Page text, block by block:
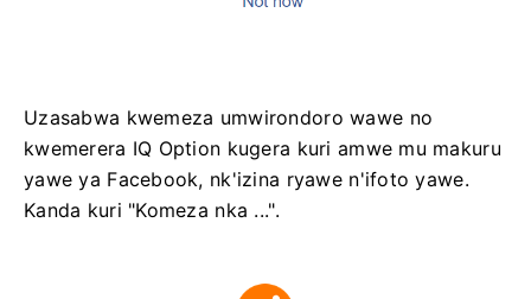
Uzasabwa kwemeza umwirondoro wawe no
kwemerera IQ Option kugera kuri amwe mu makuru
yawe ya Facebook, nk'izina ryawe n'ifoto yawe.
Kanda kuri "Komeza nka ...".